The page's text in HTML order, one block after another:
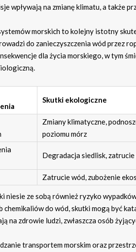
wpływają na zmianę klimatu, a także
morskich to kolejny istotny
do zanieczyszczenia wód przez
dla życia morskiego, w tym
Skutki ekologiczne
Zmiany klimatyczne,
poziomu mórz
Degradacja siedlisk,
Zatrucie wód, zubożenie
niesie ze sobą również ryzyko
chemikaliów do wód, skutki mogą być
na zdrowie ludzi, zwłaszcza osób
transportem morskim oraz